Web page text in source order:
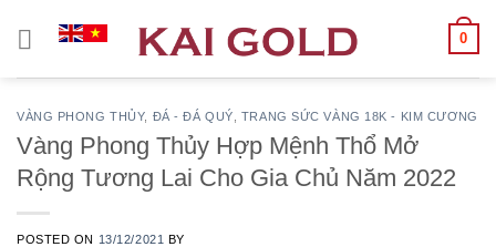
0
VÀNG PHONG THỦY, ĐÁ - ĐÁ QUÝ TRANG SỨC VÀNG 18K - KIM CƯƠNG
Vàng Phong Thủy Hợp Mệnh Thổ Mở
Rộng Tương Lai Cho Gia Chủ Năm 2022
POSTED ON 13/12/2021 BY